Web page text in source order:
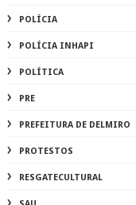
POLÍCIA
POLÍCIA INHAPI
POLÍTICA
PRE
PREFEITURA DE DELMIRO
PROTESTOS
RESGATECULTURAL